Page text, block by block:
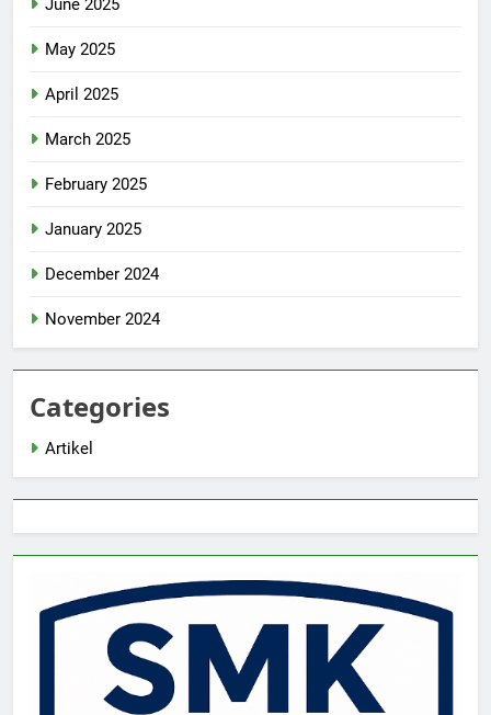
June 2025
May 2025
April 2025
March 2025
February 2025
January 2025
December 2024
November 2024
Categories
Artikel